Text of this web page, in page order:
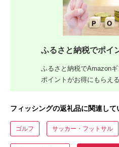
ふるさと納税でポイ
ふるさと納税でAmazon
ポイントがお得にもらえ
フィッシングの返礼品に関連して
ゴルフ サッカー・フットサル